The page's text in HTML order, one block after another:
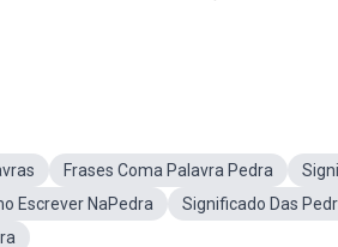
Frases Coma Palavra Pedra
Escrever NaPedra Significado Das